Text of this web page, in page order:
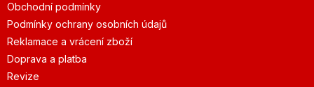
Obchodní podmínky
Podmínky ochrany osobních údajů
Reklamace a vrácení zboží
Doprava a platba
Revize